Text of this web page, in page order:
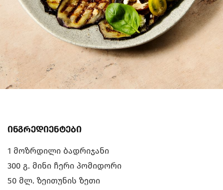
ინგრედიენტები
1 მოზრდილი ბადრიჯანი
300 გ. მინი ჩერი პომიდორი
50 მლ. ზეითუნის ზეთი